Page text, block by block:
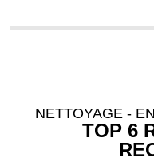
NETTOYAGE -
TOP 6